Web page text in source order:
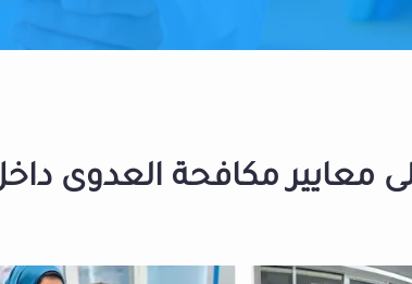
معايير مكافحة العدوى